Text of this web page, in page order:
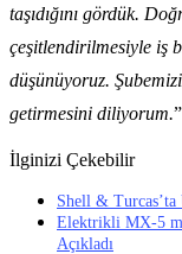
taşıdığını gördük.
çeşitlendirilmesiyle iş
düşünüyoruz.
getirmesini diliyorum.
İlginizi Çekebilir
Shell &
Elektrikli MX-5
Açıkladı